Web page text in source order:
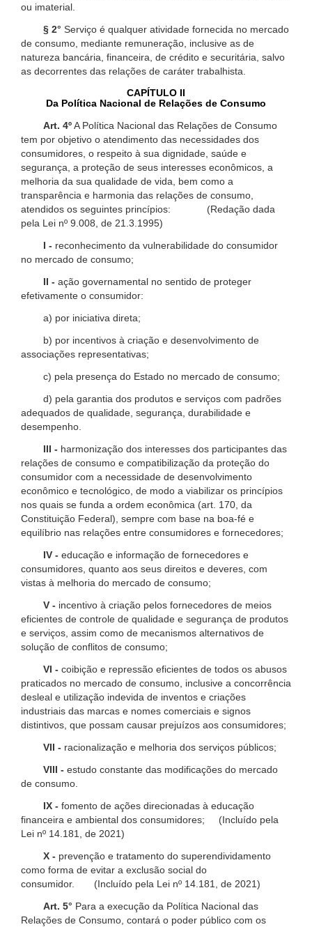
ou imaterial.
§ 2° Serviço é qualquer atividade fornecida no mercado
de consumo, mediante remuneração, inclusive as de
natureza bancária, financeira, de crédito e securitária, salvo
as decorrentes das relações de caráter trabalhista.
CAPÍTULO II
Da Política Nacional de Relações de Consumo
Art. 4ºA Política Nacional das Relações de Consumo
tem por objetivo o atendimento das necessidades dos
consumidores, o respeito à sua dignidade, saúde e
segurança, a proteção de seus interesses econômicos, a
melhoria da sua qualidade de vida, bem como a
transparência e harmonia das relações de consumo,
atendidos os seguintes princípios: (Redação dada
pela Lei nº 9.008, de 21.3.1995)
I - reconhecimento da vulnerabilidade do consumidor
no mercado de consumo;
II - ação governamental no sentido de proteger
efetivamente o consumidor:
a) por iniciativa direta;
b) por incentivos à criação e desenvolvimento de
associações representativas;
c) pela presença do Estado no mercado de consumo;
d) pela garantia dos produtos e serviços com padrões
adequados de qualidade, segurança, durabilidade e
desempenho.
III - harmonização dos interesses dos participantes das
relações de consumo e compatibilização da proteção do
consumidor com a necessidade de desenvolvimento
econômico e tecnológico, de modo a viabilizar os princípios
nos quais se funda a ordem econômica (art. 170, da
Constituição Federal), sempre com base na boa-fé e
equilíbrio nas relações entre consumidores e fornecedores;
IV - educação e informação de fornecedores e
consumidores, quanto aos seus direitos e deveres, com
vistas à melhoria do mercado de consumo;
V - incentivo à criação pelos fornecedores de meios
eficientes de controle de qualidade e segurança de produtos
e serviços, assim como de mecanismos alternativos de
solução de conflitos de consumo;
VI - coibição e repressão eficientes de todos os abusos
praticados no mercado de consumo, inclusive a concorrência
desleal e utilização indevida de inventos e criações
industriais das marcas e nomes comerciais e signos
distintivos, que possam causar prejuízos aos consumidores;
VII - racionalização e melhoria dos serviços públicos;
VIII - estudo constante das modificações do mercado
de consumo.
IX - fomento de ações direcionadas à educação
financeira e ambiental dos consumidores; (Incluído pela
Lei nº 14.181, de 2021)
X - prevenção e tratamento do superendividamento
como forma de evitar a exclusão social do
consumidor. (Incluído pela Lei nº 14.181, de 2021)
Art. 5° Para a execução da Política Nacional das
Relações de Consumo, contará o poder público com os